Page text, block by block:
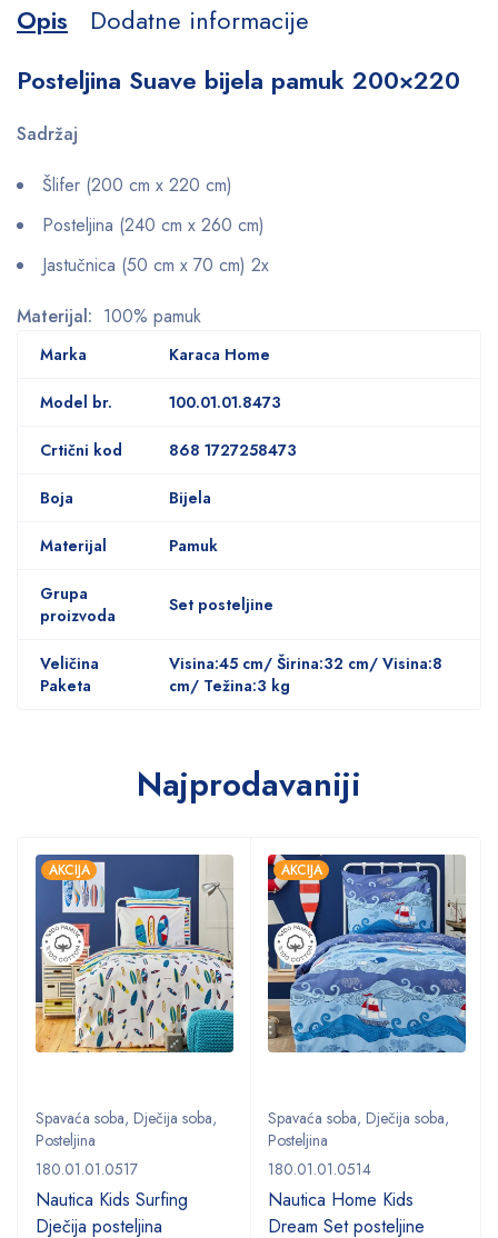
Opis
Dodatne informacije
Posteljina Suave bijela pamuk 200×220
Sadržaj
Šlifer (200 cm x 220 cm)
Posteljina (240 cm x 260 cm)
Jastučnica (50 cm x 70 cm) 2x
Materijal: 100% pamuk
Marka Karaca Home
Model br. 100.01.01.8473
Crtični kod 868 1727258473
Boja Bijela
Materijal Pamuk
Grupa
proizvoda
Set posteljine
Veličina
Paketa
Visina:45 cm/ Širina:32 cm/ Visina:8
cm/ Težina:3 kg
Najprodavaniji
AKCIJA
Spavaća soba, Dječija soba,
Posteljina
180.01.01.0517
Nautica Kids Surfing
Dječija posteljina
AKCIJA
Spavaća soba, Dječija soba,
Posteljina
180.01.01.0514
Nautica Home Kids
Dream Set posteljine